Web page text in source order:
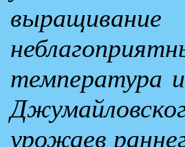
температура
урожаев